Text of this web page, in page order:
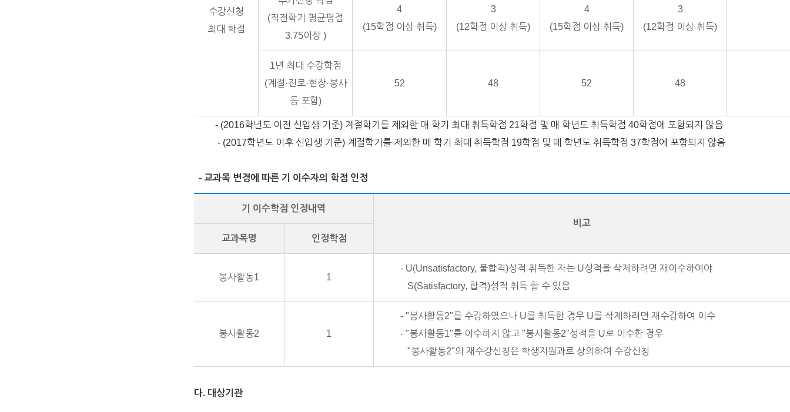
수강신청
최대 학점
(직전학기 평균평점
3.75이상 )
4
(15학점 이상 취득)
3
(12학점 이상 취득)
4
(15학점 이상 취득)
3
(12학점 이상 취득)
1년 최대 수강학점
(계절·진로·현장·봉사
등 포함)
52 48 52 48
- (2016학년도 이전 신입생 기준) 계절학기를 제외한 매 학기 최대 취득학점 21학점 및 매 학년도 취득학점 40학점에 포함되지 않음
- (2017학년도 이후 신입생 기준) 계절학기를 제외한 매 학기 최대 취득학점 19학점 및 매 학년도 취득학점 37학점에 포함되지 않음
- 교과목 변경에 따른 기 이수자의 학점 인정
기 이수학점 인정내역
비고
교과목명
인정학점
봉사활동1 1
- U(Unsatisfactory, 불합격)성적 취득한 자는 U성적을 삭제하려면 재이수하여야
S(Satisfactory, 합격)성적 취득 할 수 있음
봉사활동2 1
- "봉사활동2"를 수강하였으나 U를 취득한 경우 U를 삭제하려면 재수강하여 이수
- "봉사활동1"를 이수하지 않고 "봉사활동2"성적을 U로 이수한 경우
"봉사활동2"의 재수강신청은 학생지원과로 상의하여 수강신청
다. 대상기관